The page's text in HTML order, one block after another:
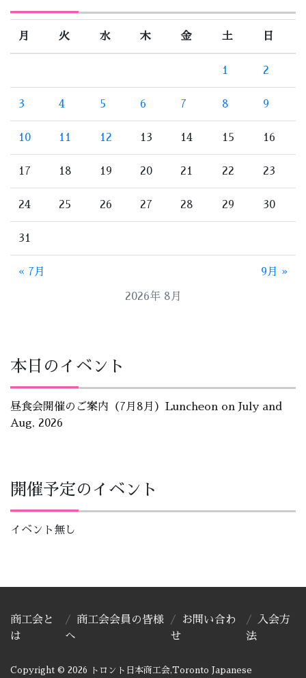
2026年 8月
月 火 水 木 金 土 日
1 2
3 4 5 6 7 8 9
10 11 12 13 14 15 16
17 18 19 20 21 22 23
24 25 26 27 28 29 30
31
« 7月 9月 »
本日のイベント
昼食会開催のご案内（7月8月）Luncheon on July and
Aug, 2026
開催予定のイベント
イベント無し
Copyright © 2026 トロント日本商工会,Toronto Japanese
商工会と
は
商工会会員の皆様
へ
お問い合わ
せ
入会方
法